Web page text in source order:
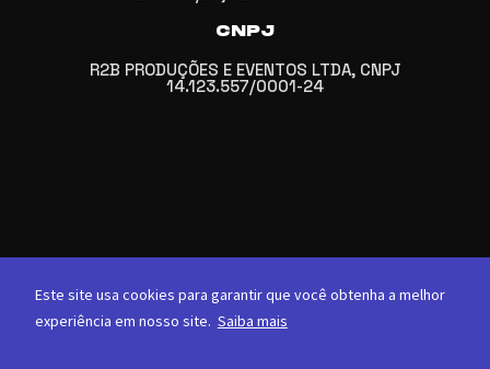
Este site usa cookies para garantir que você obtenha a melhor
experiência em nosso site. Saiba mais
CNPJ
R2B PRODUÇÕES E EVENTOS LTDA, CNPJ
14.123.557/0001-24